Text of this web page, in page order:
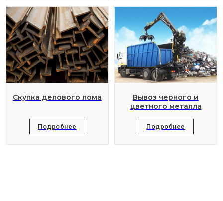
Скупка делового лома
Подробнее
Вывоз черного и
цветного металла
Подробнее